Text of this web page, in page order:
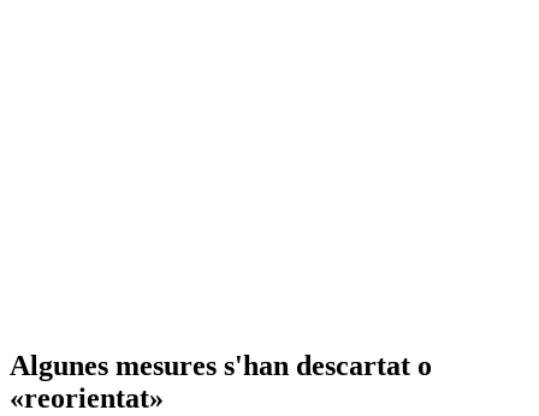
Algunes mesures s'han descartat o
«reorientat»